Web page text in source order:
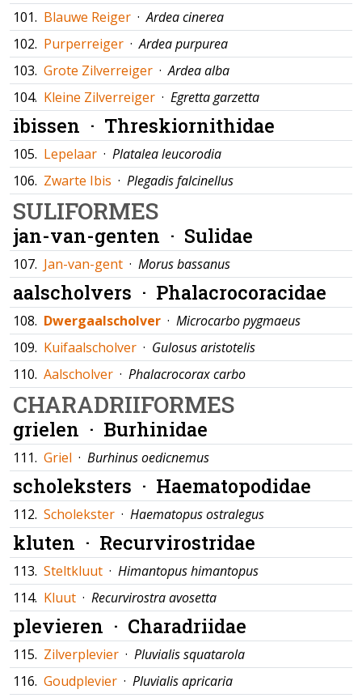
101. Blauwe Reiger ·Ardea cinerea
102. Purperreiger ·Ardea purpurea
103. Grote Zilverreiger ·Ardea alba
104. Kleine Zilverreiger · Egretta garzetta
ibissen · Threskiornithidae
105. Lepelaar · Platalea leucorodia
106. Zwarte Ibis · Plegadis falcinellus
SULIFORMES
jan-van-genten · Sulidae
107. Jan-van-gent · Morus bassanus
aalscholvers · Phalacrocoracidae
108. Dwergaalscholver · Microcarbo pygmaeus
109. Kuifaalscholver · Gulosus aristotelis
110. Aalscholver · Phalacrocorax carbo
CHARADRIIFORMES
grielen · Burhinidae
111. Griel · Burhinus oedicnemus
scholeksters · Haematopodidae
112. Scholekster · Haematopus ostralegus
kluten · Recurvirostridae
113. Steltkluut · Himantopus himantopus
114. Kluut · Recurvirostra avosetta
plevieren · Charadriidae
115. Zilverplevier · Pluvialis squatarola
116. Goudplevier · Pluvialis apricaria